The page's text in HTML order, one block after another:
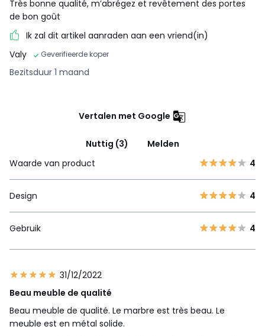
Très bonne qualité, m’abrégez et revêtement des portes
de bon goût
Ik zal dit artikel aanraden aan een vriend(in)
Valy
Geverifieerde koper
Bezitsduur 1 maand
Vertalen met Google
Nuttig (3)
Melden
Waarde van product
4
Design 4
Gebruik 4
31/12/2022
Beau meuble de qualité
Beau meuble de qualité. Le marbre est très beau. Le
meuble est en métal solide.